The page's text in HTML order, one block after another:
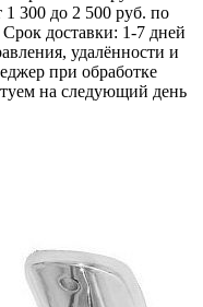
300 до 2 500 руб. по
доставки: 1-7 дней
удалённости и
при обработке
на следующий день